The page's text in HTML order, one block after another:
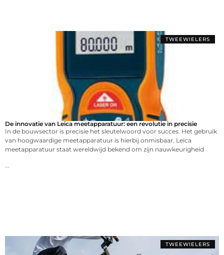
TWEEWIELERS
De innovatie van Leica meetapparatuur: een revolutie in precisie
In de bouwsector is precisie het sleutelwoord voor succes. Het gebruik
van hoogwaardige meetapparatuur is hierbij onmisbaar. Leica
meetapparatuur staat wereldwijd bekend om zijn nauwkeurigheid
...
TWEEWIELERS